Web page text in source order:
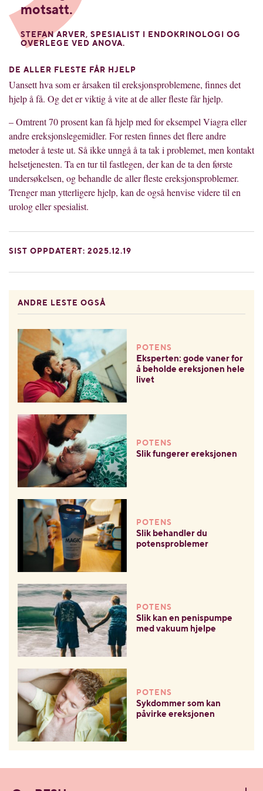
motsatt.
STEFAN ARVER, SPESIALIST I ENDOKRINOLOGI OG
OVERLEGE VED ANOVA.
DE ALLER FLESTE FÅR HJELP
Uansett hva som er årsaken til ereksjonsproblemene, finnes det
hjelp å få. Og det er viktig å vite at de aller fleste får hjelp.
– Omtrent 70 prosent kan få hjelp med for eksempel Viagra eller
andre ereksjonslegemidler. For resten finnes det flere andre
metoder å teste ut. Så ikke unngå å ta tak i problemet, men kontakt
helsetjenesten. Ta en tur til fastlegen, der kan de ta den første
undersøkelsen, og behandle de aller fleste ereksjonsproblemer.
Trenger man ytterligere hjelp, kan de også henvise videre til en
urolog eller spesialist.
SIST OPPDATERT: 2025.12.19
ANDRE LESTE OGSÅ
POTENS
Eksperten: gode vaner for
å beholde ereksjonen hele
livet
POTENS
Slik fungerer ereksjonen
POTENS
Slik behandler du
potensproblemer
POTENS
Slik kan en penispumpe
med vakuum hjelpe
POTENS
Sykdommer som kan
påvirke ereksjonen